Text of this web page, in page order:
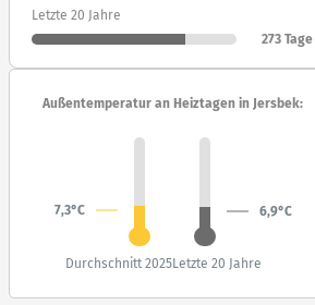
Letzte 20 Jahre
273 Tage
Außentemperatur an Heiztagen in Jersbek:
7,3°C 6,9°C
Durchschnitt 2025Letzte 20 Jahre